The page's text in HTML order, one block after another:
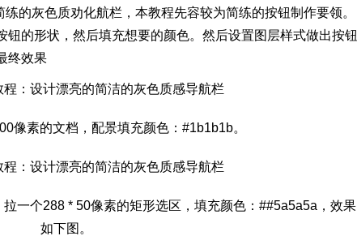
的灰色质劝化航栏，本教程先容较为简练的按钮制作要领。
的形状，然后填充想要的颜色。然后设置图层样式做出按钮
终效果
像素的文档，配景填充颜色：#1b1b1b。
一个288 * 50像素的矩形选区，填充颜色：##5a5a5a，效果
如下图。